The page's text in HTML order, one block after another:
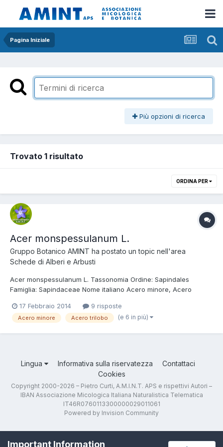
Pagina Iniziale
Più opzioni di ricerca
Trovato 1 risultato
ORDINA PER
Acer monspessulanum L.
Gruppo Botanico AMINT ha postato un topic nell'area
Schede di Alberi e Arbusti
Acer monspessulanum L. Tassonomia Ordine: Sapindales
Famiglia: Sapindaceae Nome italiano Acero minore, Acero
legnosa o alberello cespitoso alto fino a 5-6 m; corteccia grigio
cenere e liscia nei rami più giovani, ra...
17 Febbraio 2014 9 risposte
Acero minore Acero trilobo (e 6 in più)
Lingua Informativa sulla riservatezza
Contattaci
Cookies
Copyright 2000-2026 – Pietro Curti, A.M.I.N.T. APS e rispettivi Autori –
IBAN Associazione Micologica Italiana Naturalistica Telematica
IT46R0760113300000029011061
Powered by Invision Community
Important Information